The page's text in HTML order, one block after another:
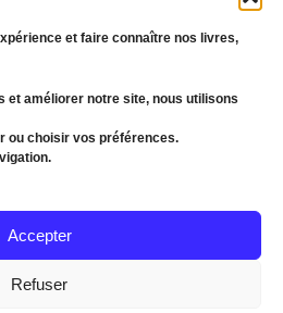
et faire connaître nos livres,
et améliorer notre site, nous utilisons
ou choisir vos préférences.
Accepter
Refuser
générales de vente
de confidentialité
All Rights Reserved